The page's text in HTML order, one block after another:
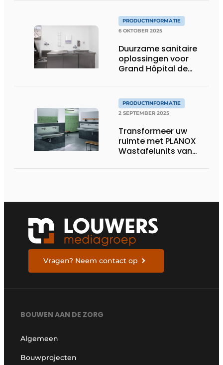
PRODUCTINFORMATIE
6 OKTOBER 2025
Duurzame sanitaire
oplossingen voor
Grand Hôpital de
PRODUCTINFORMATIE
2 SEPTEMBER 2025
Transformeer uw
ruimte met PLANOX
Wastafelunits van
Vragen? Neem contact op
BOUWEN AAN DE ZORG
Algemeen
Bouwprojecten